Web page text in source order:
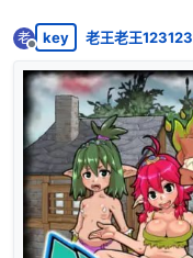
老
离线
key 老王老王123123